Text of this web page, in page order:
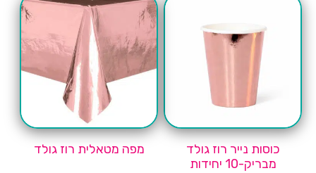
כוסות נייר רוז גולד
מבריק-10 יחידות
מפה מטאלית רוז גולד